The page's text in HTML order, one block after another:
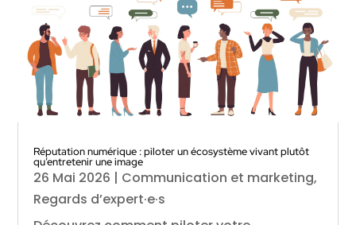
Réputation numérique : piloter un écosystème vivant plutôt
qu’entretenir une image
26 Mai 2026 | Communication et marketing,
Regards d’expert·e·s